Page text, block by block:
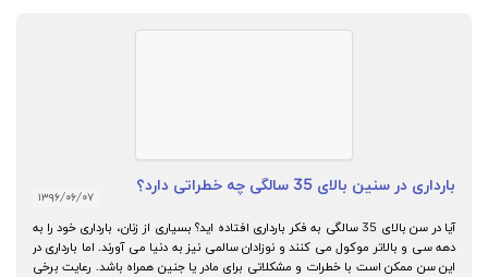
بارداری در سنین بالای 35 سالگی چه خطراتی دارد؟
۱۳۹۶/۰۶/۰۷
آیا در سن بالای 35 سالگی به فکر بارداری افتاده اید؟ بسیاری از زنان، بارداری خود را به
دهه سی و بالاتر موکول می کنند و نوزادان سالمی نیز به دنیا می آورند. اما بارداری در
این سن ممکن است با خطرات و مشکلاتی برای مادر یا جنین همراه باشد. رعایت برخی